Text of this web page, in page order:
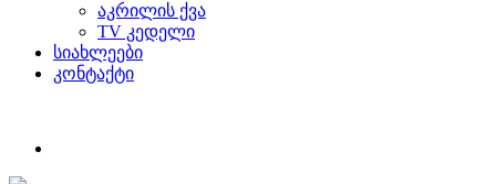
აკრილის ქვა
TV კედელი
სიახლეები
კონტაქტი